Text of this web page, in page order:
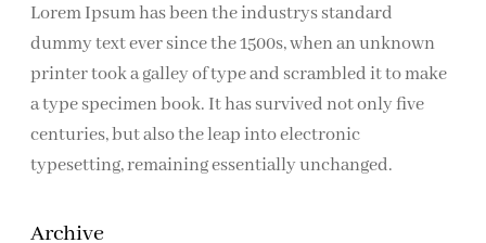
Lorem Ipsum has been the industrys standard
dummy text ever since the 1500s, when an unknown
printer took a galley of type and scrambled it to make
a type specimen book. It has survived not only five
centuries, but also the leap into electronic
typesetting, remaining essentially unchanged.
Archive